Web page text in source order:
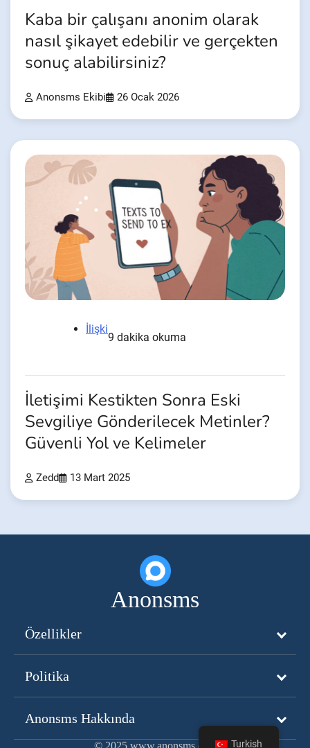
Kaba bir çalışanı anonim olarak
nasıl şikayet edebilir ve gerçekten
sonuç alabilirsiniz?
Anonsms Ekibi 26 Ocak 2026
İlişki
9 dakika okuma
İletişimi Kestikten Sonra Eski
Sevgiliye Gönderilecek Metinler?
Güvenli Yol ve Kelimeler
Zedd 13 Mart 2025
Anonsms
Özellikler
Politika
Anonsms Hakkında
Turkish